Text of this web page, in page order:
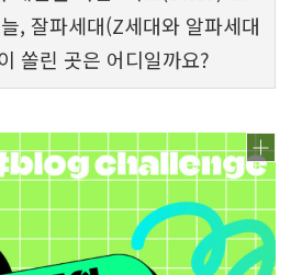
, 잘파세대(Z세대와 알파세대
쏠린 곳은 어디일까요?